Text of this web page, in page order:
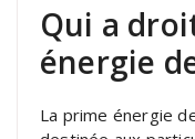
Qui a
énergie
La prime énergie